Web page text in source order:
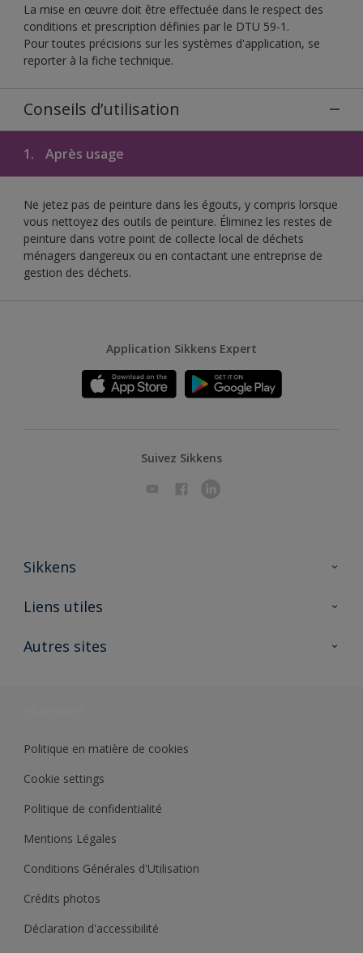
La mise en œuvre doit être effectuée dans le respect des
conditions et prescription définies par le DTU 59-1.
Pour toutes précisions sur les systèmes d'application, se
reporter à la fiche technique.
Conseils d’utilisation
1. Après usage
Ne jetez pas de peinture dans les égouts, y compris lorsque
vous nettoyez des outils de peinture. Éliminez les restes de
peinture dans votre point de collecte local de déchets
ménagers dangereux ou en contactant une entreprise de
gestion des déchets.
Application Sikkens Expert
Suivez Sikkens
Sikkens
A propos de Sikkens
Liens utiles
Ouvrir un magasin PASS
Autres sites
Politique en matière de cookies
Cookie settings
Politique de confidentialité
Mentions Légales
Conditions Générales d'Utilisation
Crédits photos
Déclaration d'accessibilité